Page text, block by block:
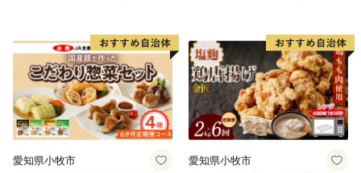
愛知県小牧市 愛知県小牧市